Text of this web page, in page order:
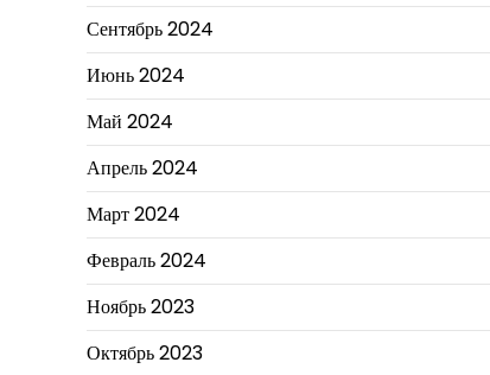
Сентябрь 2024
Июнь 2024
Май 2024
Апрель 2024
Март 2024
Февраль 2024
Ноябрь 2023
Октябрь 2023